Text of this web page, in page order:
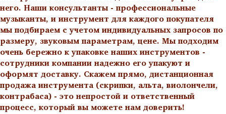
него. Наши консультанты - профессиональные
музыканты, и инструмент для каждого покупателя
мы подбираем с учетом индивидуальных запросов по
размеру, звуковым параметрам, цене. Мы подходим
очень бережно к упаковке наших инструментов -
сотрудники компании надежно его упакуют и
оформят доставку. Скажем прямо, дистанционная
продажа инструмента (скрипки, альта, виолончели,
контрабаса) - это непростой и ответственный
процесс, который вы можете нам доверить!